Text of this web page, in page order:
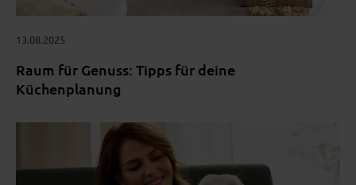
13.08.2025
Raum für Genuss: Tipps für deine
Küchenplanung